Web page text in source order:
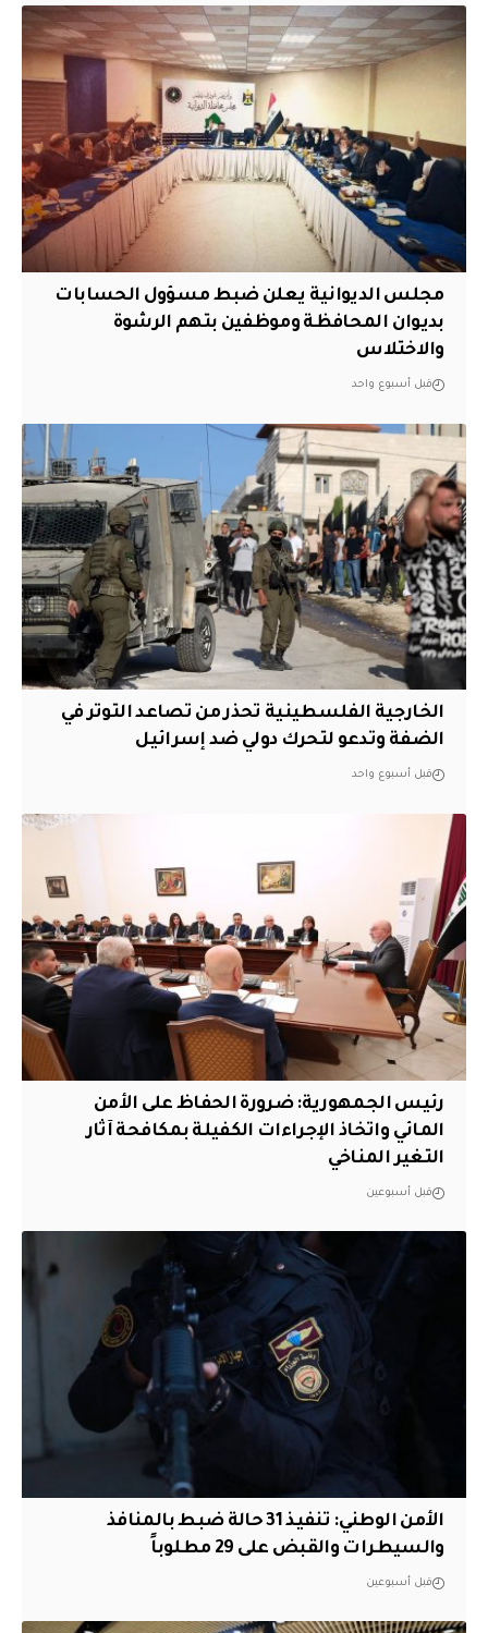
مجلس الديوانية يعلن ضبط مسؤول الحسابات
بديوان المحافظة وموظفين بتهم الرشوة
والاختلاس
قبل أسبوع واحد
الخارجية الفلسطينية تحذر من تصاعد التوتر في
الضفة وتدعو لتحرك دولي ضد إسرائيل
قبل أسبوع واحد
رئيس الجمهورية: ضرورة الحفاظ على الأمن
المائي واتخاذ الإجراءات الكفيلة بمكافحة آثار
التغير المناخي
قبل أسبوعين
الأمن الوطني: تنفيذ 31 حالة ضبط بالمنافذ
والسيطرات والقبض على 29 مطلوباً
قبل أسبوعين